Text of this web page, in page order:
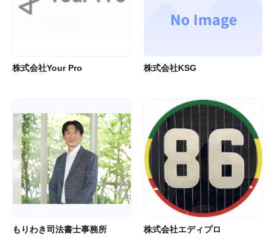
株式会社Your Pro 株式会社KSG
もりわき司法書士事務所 株式会社エディプロ